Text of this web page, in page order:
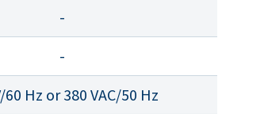
-
-
60 Hz or 380 VAC/50 Hz